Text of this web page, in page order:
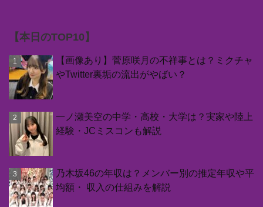
【本日のTOP10】
【画像あり】菅原咲月の不祥事とは？ミクチャ
やTwitter裏垢の流出がやばい？
一ノ瀬美空の中学・高校・大学は？実家や陸上
経験・JCミスコンも解説
乃木坂46の年収は？メンバー別の推定年収や平
均額・ 収入の仕組みを解説